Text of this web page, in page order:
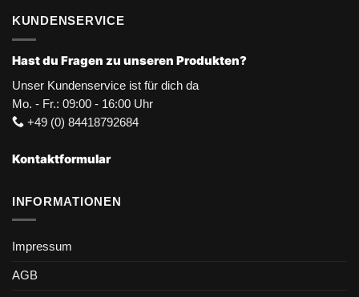
KUNDENSERVICE
Hast du Fragen zu unseren Produkten?
Unser Kundenservice ist für dich da
Mo. - Fr.: 09:00 - 16:00 Uhr
+49 (0) 84418792684
Kontaktformular
INFORMATIONEN
Impressum
AGB